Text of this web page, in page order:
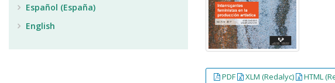
PDF XLM (Redalyc) HTML
Español (España)
English